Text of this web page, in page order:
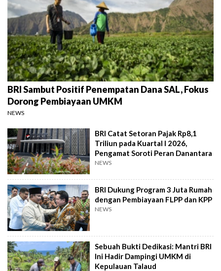
BRI Sambut Positif Penempatan Dana SAL, Fokus
Dorong Pembiayaan UMKM
NEWS
BRI Catat Setoran Pajak Rp8,1
Triliun pada Kuartal I 2026,
Pengamat Soroti Peran Danantara
NEWS
BRI Dukung Program 3 Juta Rumah
dengan Pembiayaan FLPP dan KPP
NEWS
Sebuah Bukti Dedikasi: Mantri BRI
Ini Hadir Dampingi UMKM di
Kepulauan Talaud